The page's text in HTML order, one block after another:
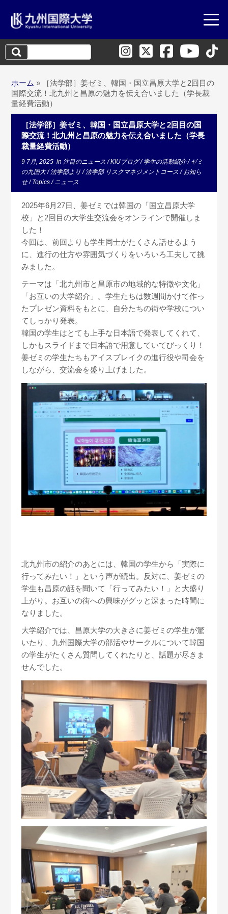
検
索:
ホーム »
［法学部］姜ゼミ、韓国・国立昌原大学と2回目の
国際交流！北九州と昌原の魅力を伝え合いました（学長裁
量経費活動）
［法学部］姜ゼミ、韓国・国立昌原大学と2回目の国
際交流！北九州と昌原の魅力を伝え合いました（学長
裁量経費活動）
9 7月, 2025 in 注目のニュース/KIUブログ/学生の活動紹介/ゼミ
の九国大/法学部より/法学部 リスクマネジメントコース/お知ら
せ/Topics/ニュース
2025年6月27日、姜ゼミでは韓国の「国立昌原大学
校」と2回目の大学生交流会をオンラインで開催しま
した！
今回は、前回よりも学生同士がたくさん話せるよう
に、進行の仕方や雰囲気づくりをいろいろ工夫して挑
みました。
テーマは「北九州市と昌原市の地域的な特徴や文化」
「お互いの大学紹介」。学生たちは数週間かけて作っ
たプレゼン資料をもとに、自分たちの街や学校につい
てしっかり発表。
韓国の学生はとても上手な日本語で発表してくれて、
しかもスライドまで日本語で用意していてびっくり！
姜ゼミの学生たちもアイスブレイクの進行役や司会を
しながら、交流会を盛り上げました。
北九州市の紹介のあとには、韓国の学生から「実際に
行ってみたい！」という声が続出。反対に、姜ゼミの
学生も昌原の話を聞いて「行ってみたい！」と大盛り
上がり。お互いの街への興味がグッと深まった時間に
なりました。
大学紹介では、昌原大学の大きさに姜ゼミの学生が驚
いたり、九州国際大学の部活やサークルについて韓国
の学生がたくさん質問してくれたりと、話題が尽きま
せんでした。